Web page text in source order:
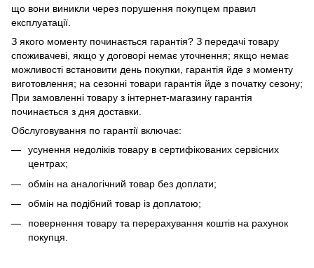
що вони виникли через порушення покупцем правил
експлуатації.
З якого моменту починається гарантія? З передачі товару
споживачеві, якщо у договорі немає уточнення; якщо немає
можливості встановити день покупки, гарантія йде з моменту
виготовлення; на сезонні товари гарантія йде з початку сезону;
При замовленні товару з інтернет-магазину гарантія
починається з дня доставки.
Обслуговування по гарантії включає:
усунення недоліків товару в сертифікованих сервісних
центрах;
обмін на аналогічний товар без доплати;
обмін на подібний товар із доплатою;
повернення товару та перерахування коштів на рахунок
покупця.